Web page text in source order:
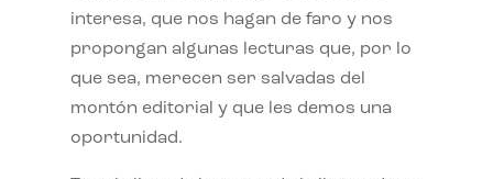
interesa, que nos hagan de faro y nos
propongan algunas lecturas que, por lo
que sea, merecen ser salvadas del
montón editorial y que les demos una
oportunidad.